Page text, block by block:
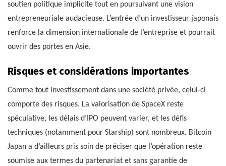
soutien politique implicite tout en poursuivant une vision
entrepreneuriale audacieuse. L’entrée d’un investisseur japonais
renforce la dimension internationale de l’entreprise et pourrait
ouvrir des portes en Asie.
Risques et considérations importantes
Comme tout investissement dans une société privée, celui-ci
comporte des risques. La valorisation de SpaceX reste
spéculative, les délais d’IPO peuvent varier, et les défis
techniques (notamment pour Starship) sont nombreux. Bitcoin
Japan a d’ailleurs pris soin de préciser que l’opération reste
soumise aux termes du partenariat et sans garantie de